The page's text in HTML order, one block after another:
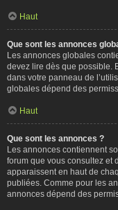
Haut
Que sont les annonces
Les annonces globales
devez lire dès que possible.
dans votre panneau de
globales dépend des
Haut
Que sont les annonces ?
Les annonces contiennent
forum que vous consultez et
apparaissent en haut de
publiées. Comme pour les
annonces dépend des